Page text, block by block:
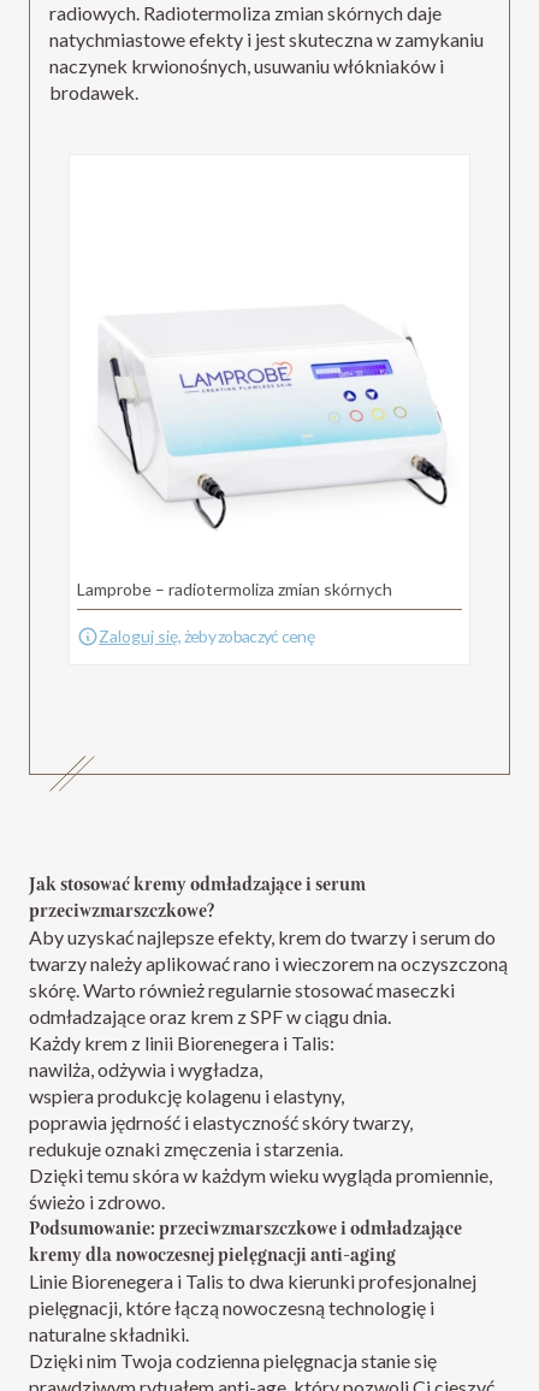
radiowych. Radiotermoliza zmian skórnych daje
natychmiastowe efekty i jest skuteczna w zamykaniu
naczynek krwionośnych, usuwaniu włókniaków i
brodawek.
Lamprobe – radiotermoliza zmian skórnych
Zaloguj się, żeby zobaczyć cenę
Jak stosować kremy odmładzające i serum
przeciwzmarszczkowe?
Aby uzyskać najlepsze efekty, krem do twarzy i serum do
twarzy należy aplikować rano i wieczorem na oczyszczoną
skórę. Warto również regularnie stosować maseczki
odmładzające oraz krem z SPFw ciągu dnia.
Każdy krem z linii Biorenegera i Talis:
nawilża, odżywia i wygładza,
wspiera produkcję kolagenu i elastyny,
poprawia jędrność i elastyczność skóry twarzy,
redukuje oznaki zmęczenia i starzenia.
Dzięki temu skóra w każdym wieku wygląda promiennie,
świeżo i zdrowo.
Podsumowanie: przeciwzmarszczkowe i odmładzające
kremy dla nowoczesnej pielęgnacji anti-aging
Linie Biorenegera i Talis to dwa kierunki profesjonalnej
pielęgnacji, które łączą nowoczesną technologię i
naturalne składniki.
Dzięki nim Twoja codzienna pielęgnacja stanie się